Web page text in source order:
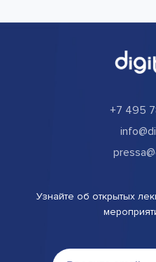
+7 495
Узнайте об открытых